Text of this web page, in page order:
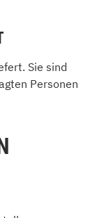
Sie sind
Personen